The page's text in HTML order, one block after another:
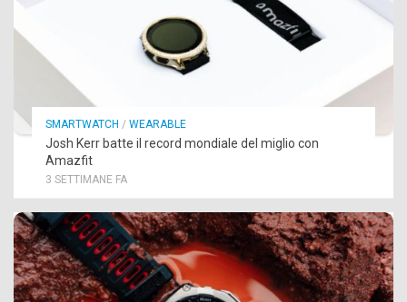
SMARTWATCH / WEARABLE
Josh Kerr batte il record mondiale del miglio con
Amazfit
3 SETTIMANE FA